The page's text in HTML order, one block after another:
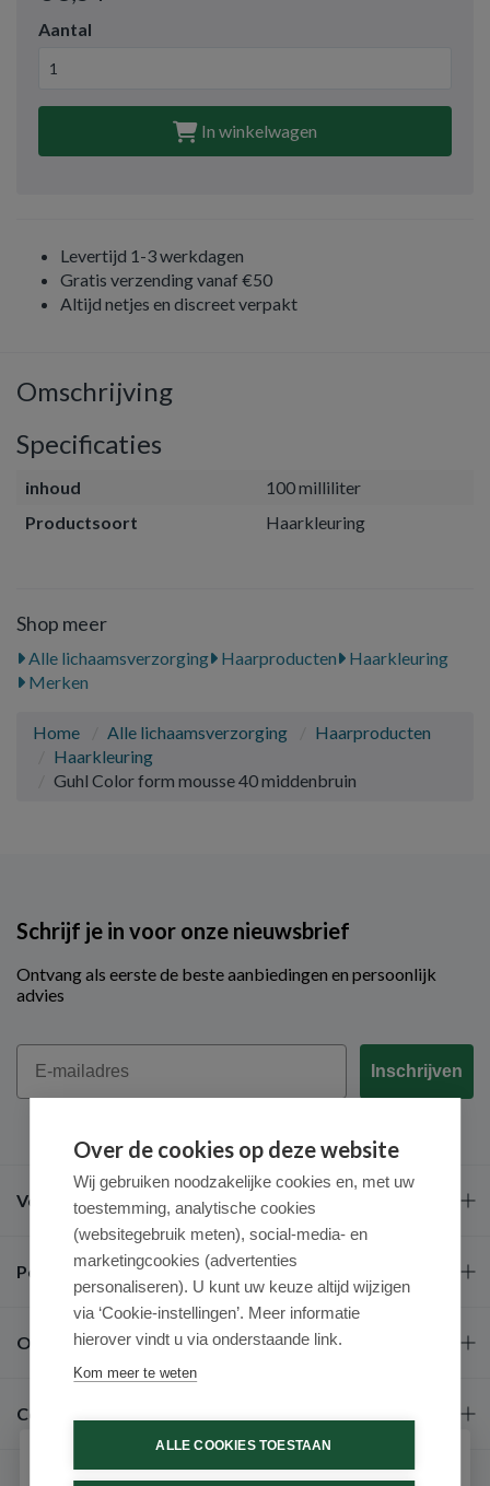
Aantal
In winkelwagen
Levertijd 1-3 werkdagen
Gratis verzending vanaf €50
Altijd netjes en discreet verpakt
Omschrijving
Specificaties
inhoud
100 milliliter
Productsoort
Haarkleuring
Shop meer
Alle lichaamsverzorging Haarproducten
Haarkleuring
Merken
Home Alle lichaamsverzorging
Haarproducten
Haarkleuring
Guhl Color form mousse 40 middenbruin
Schrijf je in voor onze nieuwsbrief
Ontvang als eerste de beste aanbiedingen en persoonlijk
advies
Email
Inschrijven
Veel gestelde vragen
Populaire merken
Over ons
Contact
Over de cookies op deze website
Wij gebruiken noodzakelijke cookies en, met uw
toestemming, analytische cookies
(websitegebruik meten), social-media- en
marketingcookies (advertenties
personaliseren). U kunt uw keuze altijd wijzigen
via ‘Cookie-instellingen’. Meer informatie
hierover vindt u via onderstaande link.
Kom meer te weten
ALLE COOKIES TOESTAAN
Schrijf je in voor onze nieuwsbrief